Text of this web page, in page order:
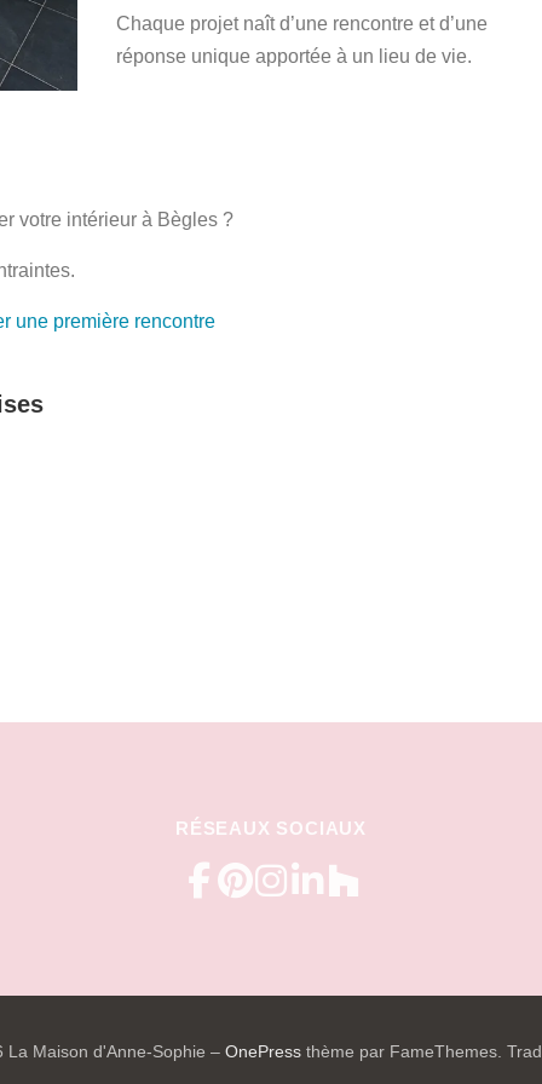
Chaque projet naît d’une rencontre et d’une
réponse unique apportée à un lieu de vie.
votre intérieur à Bègles ?
une première rencontre
RÉSEAUX SOCIAUX
Maison d'Anne-Sophie – OnePressthème par FameThemes.